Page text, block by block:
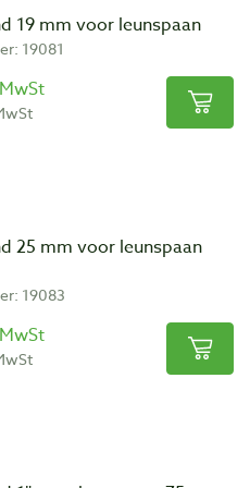
19 mm voor leunspaan
19081
25 mm voor leunspaan
19083